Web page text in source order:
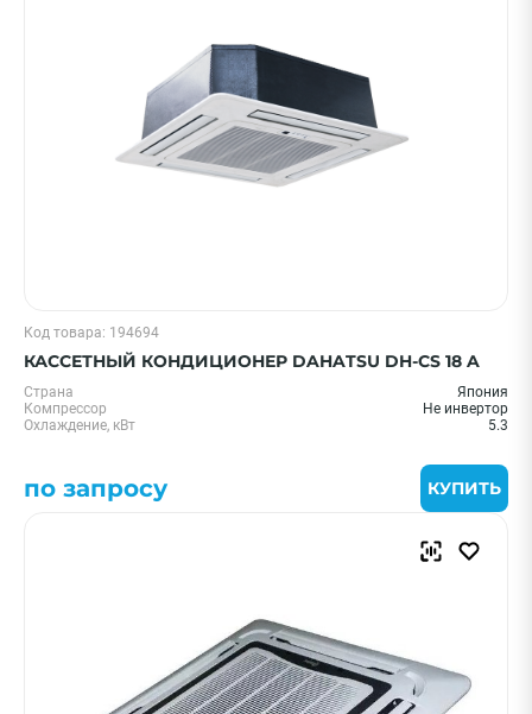
Смотреть все фильтры
Код товара: 194694
КАССЕТНЫЙ КОНДИЦИОНЕР DAHATSU DH-CS 18 A
Страна
Япония
Компрессор
Не инвертор
Охлаждение, кВт
5.3
по запросу КУПИТЬ